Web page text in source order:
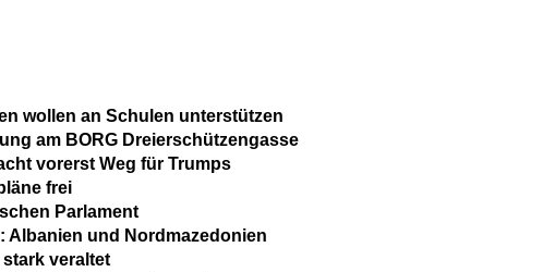
wollen an Schulen unterstützen
am BORG Dreierschützengasse
vorerst Weg für Trumps
frei
Parlament
Albanien und Nordmazedonien
veraltet